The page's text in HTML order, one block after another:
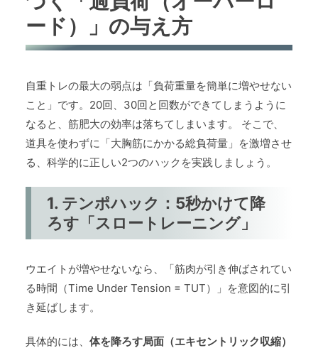
ード）」の与え方
自重トレの最大の弱点は「負荷重量を簡単に増やせない
こと」です。20回、30回と回数ができてしまうように
なると、筋肥大の効率は落ちてしまいます。 そこで、
道具を使わずに「大胸筋にかかる総負荷量」を激増させ
る、科学的に正しい2つのハックを実践しましょう。
1. テンポハック：5秒かけて降
ろす「スロートレーニング」
ウエイトが増やせないなら、「筋肉が引き伸ばされてい
る時間（Time Under Tension = TUT）」を意図的に引
き延ばします。
具体的には、 体を降ろす局面（エキセントリック収縮）